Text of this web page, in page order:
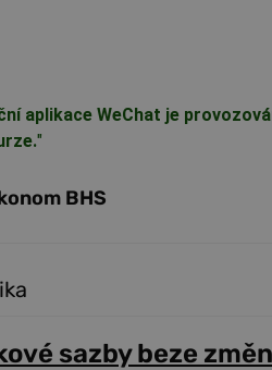
aplikace WeChat je
"
BHS
sazby beze